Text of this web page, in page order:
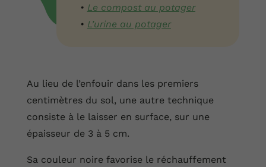
• Le compost au potager
• L’urine au potager
Au lieu de l’enfouir dans les premiers
centimètres du sol, une autre technique
consiste à le laisser en surface, sur une
épaisseur de 3 à 5 cm.
Sa couleur noire favorise le réchauffement